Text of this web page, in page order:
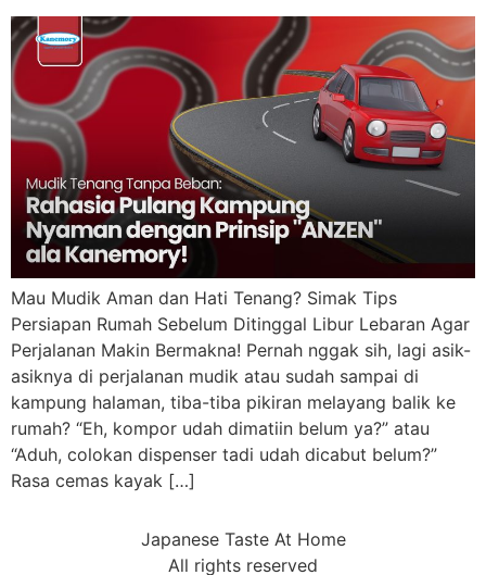
Mau Mudik Aman dan Hati Tenang? Simak Tips
Persiapan Rumah Sebelum Ditinggal Libur Lebaran Agar
Perjalanan Makin Bermakna! Pernah nggak sih, lagi asik-
asiknya di perjalanan mudik atau sudah sampai di
kampung halaman, tiba-tiba pikiran melayang balik ke
rumah? “Eh, kompor udah dimatiin belum ya?” atau
“Aduh, colokan dispenser tadi udah dicabut belum?”
Rasa cemas kayak […]
Japanese Taste At Home
All rights reserved